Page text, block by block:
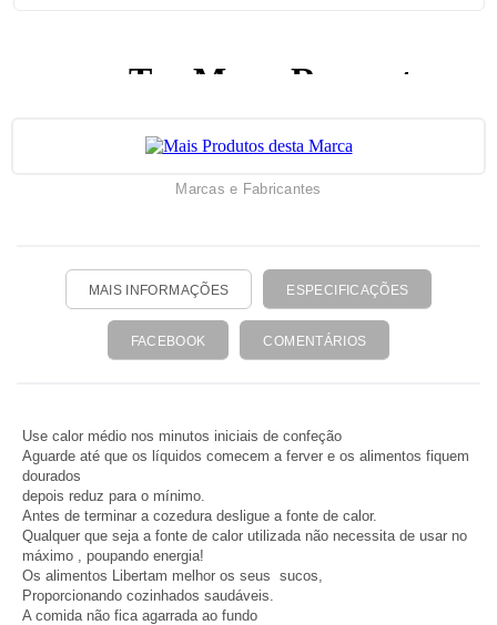
Marcas e Fabricantes
MAIS INFORMAÇÕES ESPECIFICAÇÕES
FACEBOOK COMENTÁRIOS
Use calor médio nos minutos iniciais de confeção
Aguarde até que os líquidos comecem a ferver e os alimentos fiquem
dourados
depois reduz para o mínimo.
Antes de terminar a cozedura desligue a fonte de calor.
Qualquer que seja a fonte de calor utilizada não necessita de usar no
máximo , poupando energia!
Os alimentos Libertam melhor os seus sucos,
Proporcionando cozinhados saudáveis.
A comida não fica agarrada ao fundo